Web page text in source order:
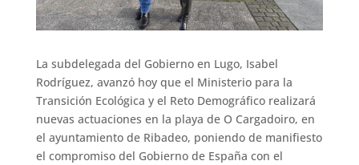
La subdelegada del Gobierno en Lugo, Isabel
Rodríguez, avanzó hoy que el Ministerio para la
Transición Ecológica y el Reto Demográfico realizará
nuevas actuaciones en la playa de O Cargadoiro, en
el ayuntamiento de Ribadeo, poniendo de manifiesto
el compromiso del Gobierno de España con el